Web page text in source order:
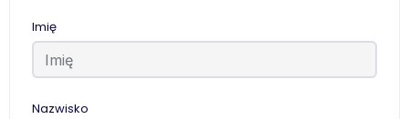
Imię
Nazwisko